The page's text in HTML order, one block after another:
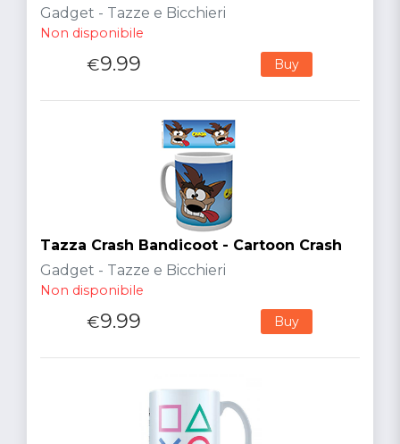
Gadget - Tazze e Bicchieri
Non disponibile
€9.99 Buy
Tazza Crash Bandicoot - Cartoon Crash
Gadget - Tazze e Bicchieri
Non disponibile
€9.99 Buy